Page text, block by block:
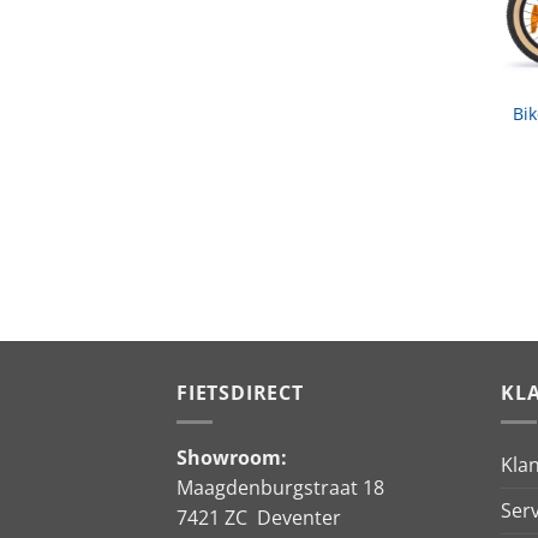
FIETSDIRECT
Showroom:
Maagdenburgstraat 18
7421 ZC Deventer